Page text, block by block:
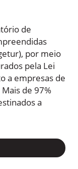
de
por meio
pela Lei
a empresas de
de 97%
a